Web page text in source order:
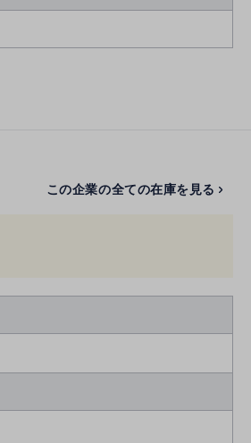
この企業の全ての在庫を見る